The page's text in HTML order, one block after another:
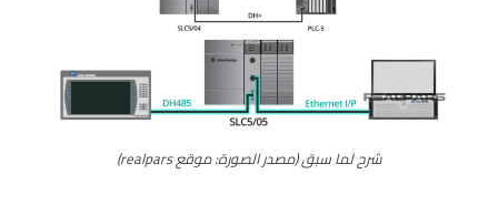
شرح لما سبق (مصدر الصورة: موقع realpars)